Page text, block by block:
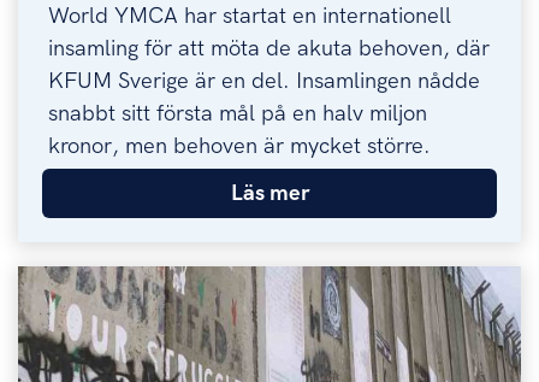
World YMCA har startat en internationell
insamling för att möta de akuta behoven, där
KFUM Sverige är en del. Insamlingen nådde
snabbt sitt första mål på en halv miljon
kronor, men behoven är mycket större.
Läs mer